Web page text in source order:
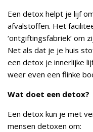
Een detox helpt je lijf
afvalstoffen. Het
‘ontgiftingsfabriek’ om
Net als dat je je huis
een detox je innerlijke
weer even een flinke
Wat doet een detox?
Een detox kun je met
mensen detoxen om: